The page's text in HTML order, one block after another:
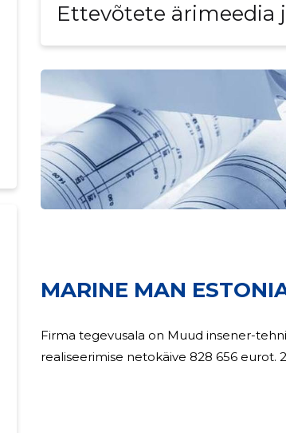
Ettevõtete ärimeedia
MARINE MAN
Firma tegevusala on Muud insener-tehnilised tegevusalad. 2025.